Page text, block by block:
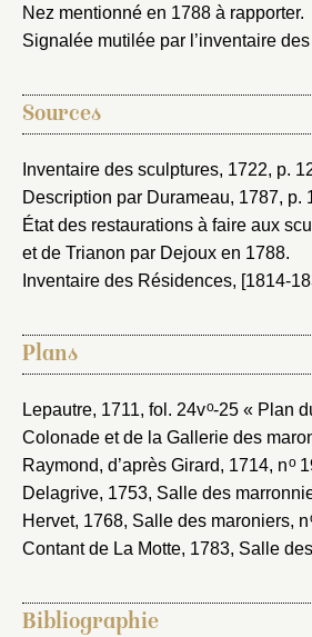
Nez mentionné en 1788 à rapporter.
Signalée mutilée par l’inventaire
Sources
Inventaire des sculptures, 1722, p.
Description par Durameau, 1787, p.
État des restaurations à faire aux
et de Trianon par Dejoux en 1788.
Inventaire des Résidences, [1814-
Plans
Lepautre, 1711, fol. 24vo-25 « Plan
Colonade et de la Gallerie des
Raymond, d’après Girard, 1714, no
Delagrive, 1753, Salle des
Hervet, 1768, Salle des maroniers, n
Contant de La Motte, 1783, Salle
Bibliographie